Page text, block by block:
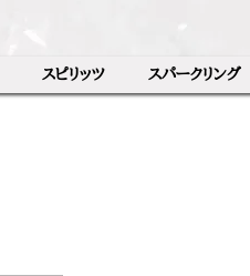
スピリッツ スパークリング